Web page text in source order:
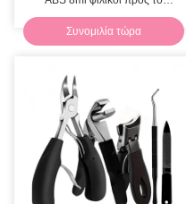
περιβάλλον, επίπεδοι άδειοι
περιέκτες γυαλιστικού χειλιών
Συνομιλία τώρα